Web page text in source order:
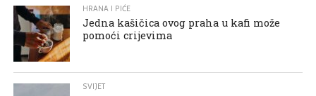
HRANA I PIĆE
Jedna kašičica ovog praha u kafi može
pomoći crijevima
SVIJET